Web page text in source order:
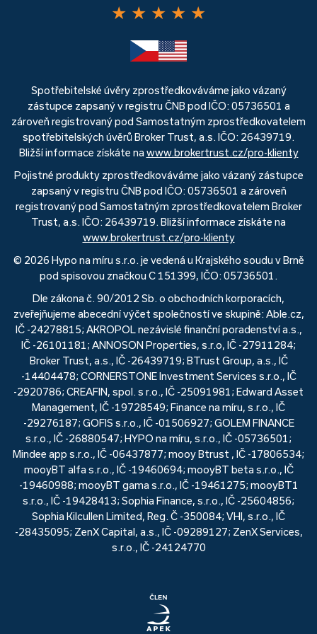
★ ★ ★ ★ ★
Spotřebitelské úvěry zprostředkováváme jako vázaný
zástupce zapsaný v registru ČNB pod IČO: 05736501 a
zároveň registrovaný pod Samostatným zprostředkovatelem
spotřebitelských úvěrů Broker Trust, a.s. IČO: 26439719.
Bližší informace získáte na www.brokertrust.cz/pro-klienty
Pojistné produkty zprostředkováváme jako vázaný zástupce
zapsaný v registru ČNB pod IČO: 05736501 a zároveň
registrovaný pod Samostatným zprostředkovatelem Broker
Trust, a.s. IČO: 26439719. Bližší informace získáte na
www.brokertrust.cz/pro-klienty
© 2026 Hypo na míru s.r.o. je vedená u Krajského soudu v Brně
pod spisovou značkou C 151399, IČO: 05736501.
Dle zákona č. 90/2012 Sb. o obchodních korporacích,
zveřejňujeme abecední výčet společností ve skupině: Able.cz,
IČ -24278815; AKROPOL nezávislé finanční poradenství a.s.,
IČ -26101181; ANNOSON Properties, s.r.o, IČ -27911284;
Broker Trust, a.s., IČ -26439719; BTrust Group, a.s., IČ
-14404478; CORNERSTONE Investment Services s.r.o., IČ
-2920786; CREAFIN, spol. s r.o., IČ -25091981; Edward Asset
Management, IČ -19728549; Finance na míru, s.r.o., IČ
-29276187; GOFIS s.r.o., IČ -01506927; GOLEM FINANCE
s.r.o., IČ -26880547; HYPO na míru, s.r.o., IČ -05736501;
Mindee app s.r.o., IČ -06437877; mooy Btrust , IČ -17806534;
mooyBT alfa s.r.o., IČ -19460694; mooyBT beta s.r.o., IČ
-19460988; mooyBT gama s.r.o., IČ -19461275; mooyBT1
s.r.o., IČ -19428413; Sophia Finance, s.r.o., IČ -25604856;
Sophia Kilcullen Limited, Reg. Č -350084; VHI, s.r.o., IČ
-28435095; ZenX Capital, a.s., IČ -09289127; ZenX Services,
s.r.o., IČ -24124770